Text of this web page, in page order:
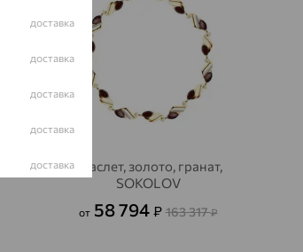
Браслет, золото, гранат,
SOKOLOV
от 58 794 ₽ 163 317₽
доставка
доставка
доставка
доставка
доставка